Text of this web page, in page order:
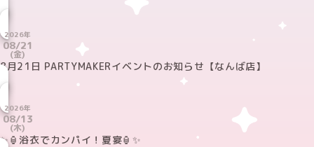
2026年
08/21
(金)
8月21日 PARTYMAKERイベントのお知らせ【なんば店】
2026年
08/13
(木)
✨🏮浴衣でカンパイ！夏宴🏮✨